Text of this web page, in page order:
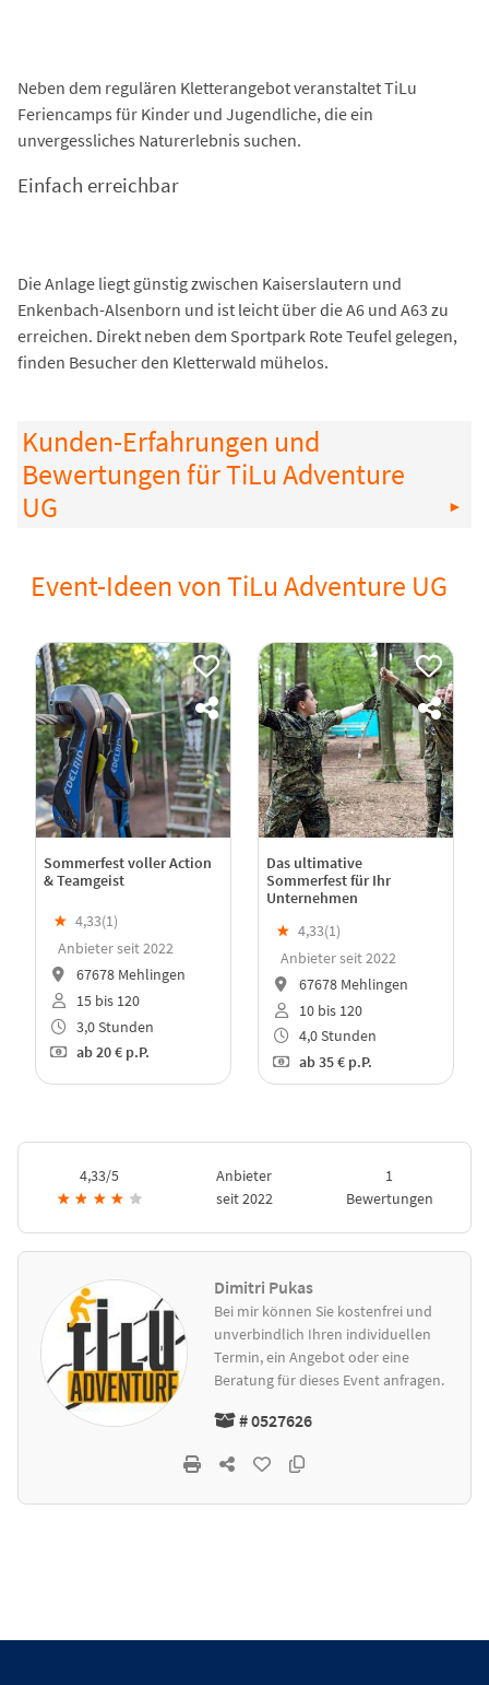
Neben dem regulären Kletterangebot veranstaltet TiLu
Feriencamps für Kinder und Jugendliche, die ein
unvergessliches Naturerlebnis suchen.
Einfach erreichbar
Die Anlage liegt günstig zwischen Kaiserslautern und
Enkenbach-Alsenborn und ist leicht über die A6 und A63 zu
erreichen. Direkt neben dem Sportpark Rote Teufel gelegen,
finden Besucher den Kletterwald mühelos.
Kunden-Erfahrungen und
Bewertungen für TiLu Adventure
UG
Event-Ideen von TiLu Adventure UG
Sommerfest voller Action
& Teamgeist
★ 4,33(1)
Anbieter seit 2022
67678 Mehlingen
15 bis 120
3,0 Stunden
ab20 € p.P.
Das ultimative
Sommerfest für Ihr
Unternehmen
★ 4,33(1)
Anbieter seit 2022
67678 Mehlingen
10 bis 120
4,0 Stunden
ab35 € p.P.
4,33/5
★ ★ ★ ★ ★
Anbieter
seit 2022
1
Bewertungen
Dimitri Pukas
Bei mir können Sie kostenfrei und
unverbindlich Ihren individuellen
Termin, ein Angebot oder eine
Beratung für dieses Event anfragen.
# 0527626